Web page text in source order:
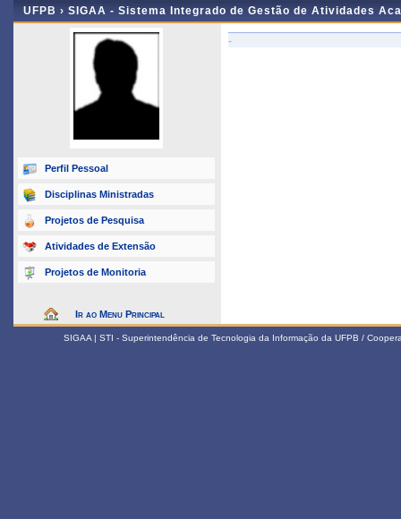
UFPB › SIGAA - Sistema Integrado de Gestão de Atividades
Perfil Pessoal
Disciplinas Ministradas
Projetos de Pesquisa
Atividades de Extensão
Projetos de Monitoria
Ir ao Menu Principal
-
SIGAA | STI - Superintendência de Tecnologia da Informação da UFPB /